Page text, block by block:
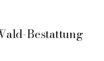
Bestattung